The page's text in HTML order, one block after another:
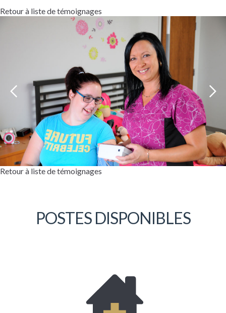
Retour à liste de témoignages
deux ans. Je suis préposée à domicile et je
me spécialise au niveau de l’entretien
ménager léger, de la préparation de repas
Retour à liste de témoignages
POSTES DISPONIBLES